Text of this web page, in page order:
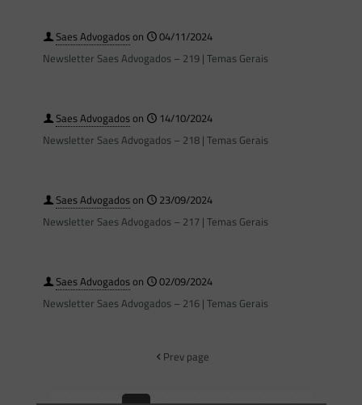
Saes Advogadoson
04/11/2024
Newsletter Saes Advogados – 219 | Temas Gerais
Saes Advogadoson
14/10/2024
Newsletter Saes Advogados – 218 | Temas Gerais
Saes Advogadoson
23/09/2024
Newsletter Saes Advogados – 217 | Temas Gerais
Saes Advogadoson
02/09/2024
Newsletter Saes Advogados – 216 | Temas Gerais
Prev page